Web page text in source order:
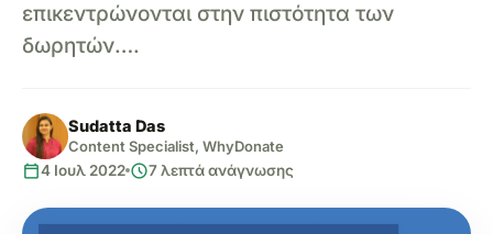
επικεντρώνονται στην πιστότητα των
δωρητών….
Sudatta Das
Content Specialist, WhyDonate
calendar_today4 Ιουλ 2022 schedule7 λεπτά ανάγνωσης